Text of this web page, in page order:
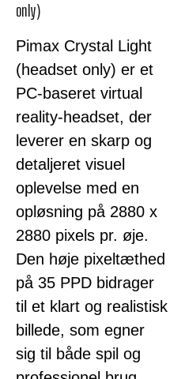
only)
Pimax Crystal Light
(headset only) er et
PC-baseret virtual
reality-headset, der
leverer en skarp og
detaljeret visuel
oplevelse med en
opløsning på 2880 x
2880 pixels pr. øje.
Den høje pixeltæthed
på 35 PPD bidrager
til et klart og realistisk
billede, som egner
sig til både spil og